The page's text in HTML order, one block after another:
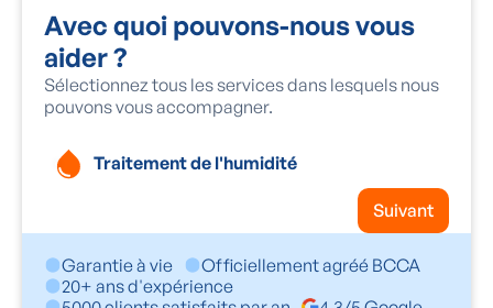
Avec quoi pouvons-nous vous
aider ?
Sélectionnez tous les services dans lesquels nous
pouvons vous accompagner.
Traitement de l'humidité
Suivant
Garantie à vie
Officiellement agréé BCCA
20+ ans d'expérience